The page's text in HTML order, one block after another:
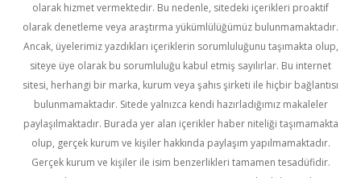
olarak hizmet vermektedir. Bu nedenle, sitedeki içerikleri proaktif
olarak denetleme veya araştırma yükümlülüğümüz bulunmamaktadır.
Ancak, üyelerimiz yazdıkları içeriklerin sorumluluğunu taşımakta olup,
siteye üye olarak bu sorumluluğu kabul etmiş sayılırlar. Bu internet
sitesi, herhangi bir marka, kurum veya şahıs şirketi ile hiçbir bağlantısı
bulunmamaktadır. Sitede yalnızca kendi hazırladığımız makaleler
paylaşılmaktadır. Burada yer alan içerikler haber niteliği taşımamakta
olup, gerçek kurum ve kişiler hakkında paylaşım yapılmamaktadır.
Gerçek kurum ve kişiler ile isim benzerlikleri tamamen tesadüfidir.